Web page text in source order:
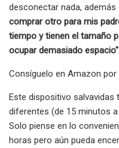
desconectar nada, además
comprar otro para mis
tiempo y tienen el tamaño
ocupar demasiado
Consíguelo en Amazon
Este dispositivo
diferentes (de 15 minutos
Solo piense en lo
horas pero aún pueda